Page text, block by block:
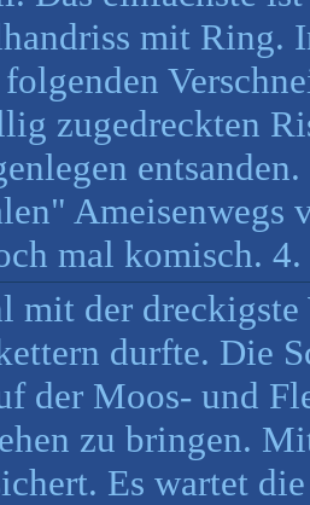
mit Ring.
zugedreckten
Ameisenwegs
mal komisch.
mit der
durfte. Die
der Moos- und
zu bringen.
Es wartet